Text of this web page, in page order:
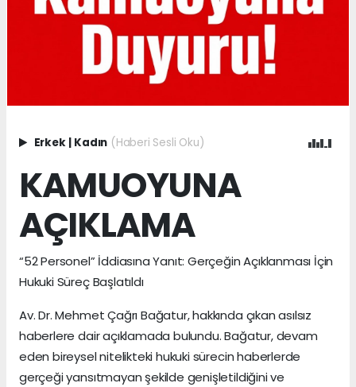
Erkek | Kadın (Haberi Sesli Oku)
KAMUOYUNA
AÇIKLAMA
“52 Personel” İddiasına Yanıt: Gerçeğin Açıklanması İçin
Hukuki Süreç Başlatıldı
Av. Dr. Mehmet Çağrı Bağatur, hakkında çıkan asılsız
haberlere dair açıklamada bulundu. Bağatur, devam
eden bireysel nitelikteki hukuki sürecin haberlerde
gerçeği yansıtmayan şekilde genişletildiğini ve